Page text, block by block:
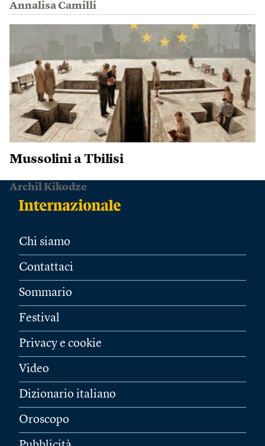
Annalisa Camilli
Mussolini a Tbilisi
Archil Kikodze
Chi siamo
Contattaci
Sommario
Festival
Privacy e cookie
Video
Dizionario italiano
Oroscopo